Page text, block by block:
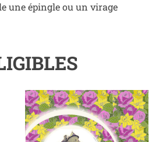
une épingle ou un virage